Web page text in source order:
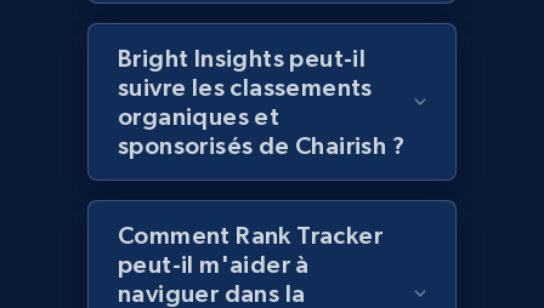
products using specified keywords
URL, Product id, Title, Images, Final price,
Currency, Discount, Initial price, and more.
1.1K+ 149+ Commencer
Lazada - Products
Bright Insights peut-il
suivre les classements
organiques et
sponsorisés de Chairish ?
Comment Rank Tracker
peut-il m'aider à
naviguer dans la